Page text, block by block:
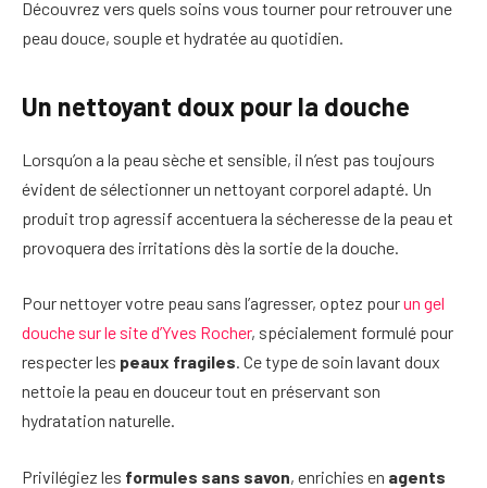
Découvrez vers quels soins vous tourner pour retrouver une
peau douce, souple et hydratée au quotidien.
Un nettoyant doux pour la douche
Lorsqu’on a la peau sèche et sensible, il n’est pas toujours
évident de sélectionner un nettoyant corporel adapté. Un
produit trop agressif accentuera la sécheresse de la peau et
provoquera des irritations dès la sortie de la douche.
Pour nettoyer votre peau sans l’agresser, optez pourun gel
douche sur le site d’Yves Rocher, spécialement formulé pour
respecter les peaux fragiles. Ce type de soin lavant doux
nettoie la peau en douceur tout en préservant son
hydratation naturelle.
Privilégiez les formules sans savon, enrichies en agents